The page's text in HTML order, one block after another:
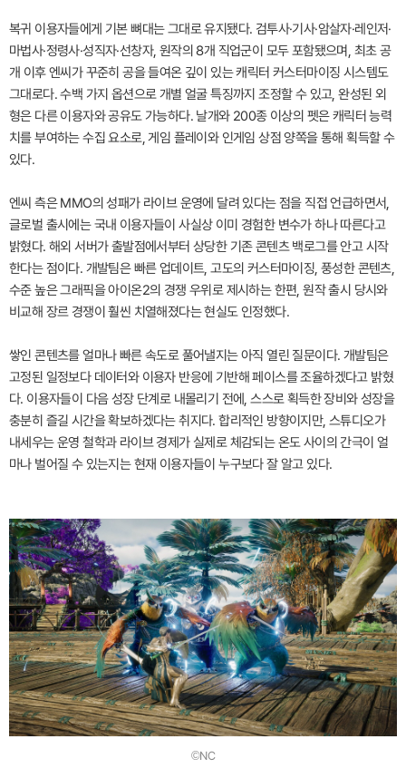
복귀 이용자들에게 기본 뼈대는 그대로 유지됐다. 검투사·기사·암살자·레인저·
마법사·정령사·성직자·선창자, 원작의 8개 직업군이 모두 포함됐으며, 최초 공
개 이후 엔씨가 꾸준히 공을 들여온 깊이 있는 캐릭터 커스터마이징 시스템도
그대로다. 수백 가지 옵션으로 개별 얼굴 특징까지 조정할 수 있고, 완성된 외
형은 다른 이용자와 공유도 가능하다. 날개와 200종 이상의 펫은 캐릭터 능력
치를 부여하는 수집 요소로, 게임 플레이와 인게임 상점 양쪽을 통해 획득할 수
있다.
엔씨 측은 MMO의 성패가 라이브 운영에 달려 있다는 점을 직접 언급하면서,
글로벌 출시에는 국내 이용자들이 사실상 이미 경험한 변수가 하나 따른다고
밝혔다. 해외 서버가 출발점에서부터 상당한 기존 콘텐츠 백로그를 안고 시작
한다는 점이다. 개발팀은 빠른 업데이트, 고도의 커스터마이징, 풍성한 콘텐츠,
수준 높은 그래픽을 아이온2의 경쟁 우위로 제시하는 한편, 원작 출시 당시와
비교해 장르 경쟁이 훨씬 치열해졌다는 현실도 인정했다.
쌓인 콘텐츠를 얼마나 빠른 속도로 풀어낼지는 아직 열린 질문이다. 개발팀은
고정된 일정보다 데이터와 이용자 반응에 기반해 페이스를 조율하겠다고 밝혔
다. 이용자들이 다음 성장 단계로 내몰리기 전에, 스스로 획득한 장비와 성장을
충분히 즐길 시간을 확보하겠다는 취지다. 합리적인 방향이지만, 스튜디오가
내세우는 운영 철학과 라이브 경제가 실제로 체감되는 온도 사이의 간극이 얼
마나 벌어질 수 있는지는 현재 이용자들이 누구보다 잘 알고 있다.
©NC